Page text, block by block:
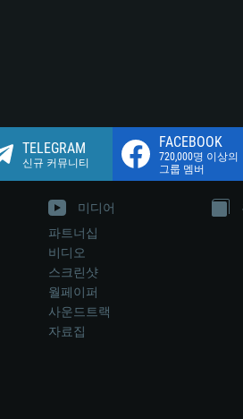
TELEGRAM
신규 커뮤니티
FACEBOOK
720,000명 이상의
그룹 멤버
미디어
파트너십
비디오
스크린샷
월페이퍼
사운드트랙
자료집